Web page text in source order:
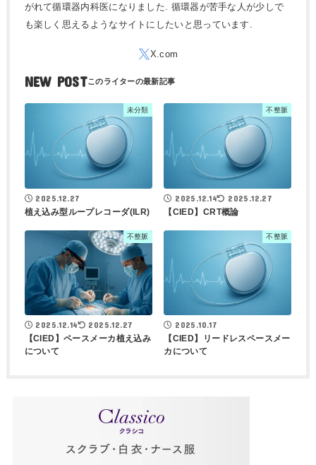
がれて循環器内科医になりました. 循環器が苦手な人が少しで
も楽しく思えるようなサイトにしたいと思っています.
NEW POST
未分類
2025.12.27
植え込み型ループレコーダ(ILR)
不整脈
2025.12.14 2025.12.27
【CIED】CRT概論
不整脈
2025.12.14 2025.12.27
【CIED】ペースメーカ植え込み
について
不整脈
2025.10.17
【CIED】リードレスペースメー
カについて